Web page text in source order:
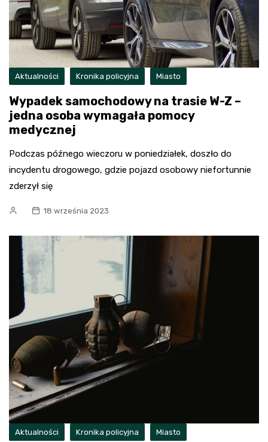
Aktualności Kronika policyjna Miasto
Wypadek samochodowy na trasie W-Z –
jedna osoba wymagała pomocy
medycznej
Podczas późnego wieczoru w poniedziałek, doszło do
incydentu drogowego, gdzie pojazd osobowy niefortunnie
zderzył się
18 września 2023
Aktualności Kronika policyjna Miasto